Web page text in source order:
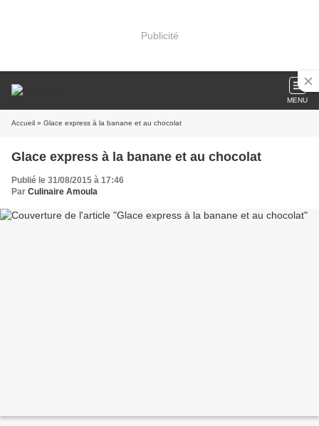
Publicité
MENU
Accueil » Glace express à la banane et au chocolat
Glace express à la banane et au chocolat
Publié le 31/08/2015 à 17:46
Par Culinaire Amoula